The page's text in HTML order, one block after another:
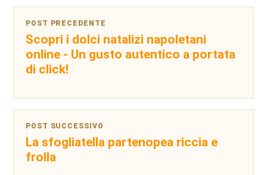
POST PRECEDENTE
Scopri i dolci natalizi napoletani
online - Un gusto autentico a portata
di click!
POST SUCCESSIVO
La sfogliatella partenopea riccia e
frolla